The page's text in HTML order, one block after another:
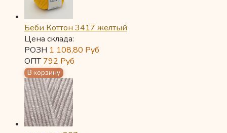
Беби Коттон 3417 желтый
Цена склада:
РОЗН 1 108,80 Руб
ОПТ792 Руб